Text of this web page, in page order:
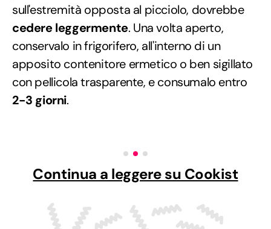
sull'estremità opposta al picciolo, dovrebbe
cedere leggermente. Una volta aperto,
conservalo in frigorifero, all'interno di un
apposito contenitore ermetico o ben sigillato
con pellicola trasparente, e consumalo entro
2-3 giorni.
Continua a leggere su Cookist